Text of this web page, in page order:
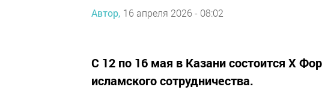
Автор, 16 апреля 2026 - 08:02
С 12 по 16 мая в Казани состоится X
исламского сотрудничества.